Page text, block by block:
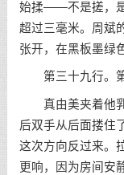
始揉——不是搓，
超过三毫米。周斌
张开，在黑板墨绿
第三十九行。第
真由美夹着他乳
后双手从后面搂住
这次方向反过来。
更响，因为房间安